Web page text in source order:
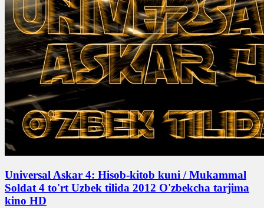
Universal Askar 4: Hisob-kitob kuni / Mukammal
Soldat 4 to'rt Uzbek tilida 2012 O'zbekcha tarjima
kino HD